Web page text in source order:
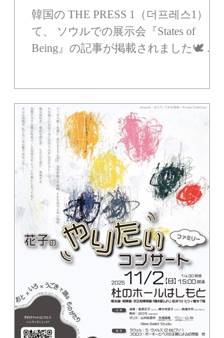
載されました
韓国の THE PRESS 1（더프레스1） に
て、 ソウルでの展示会『States of
Being』の記事が掲載されました🕊️ 哲
うございます。 彫刻家の 朴찬傑（Park
Chan Girl） さんと ご一緒に展示でき
てとても嬉しいです。 みなさま、どう
ぞよろしくお願いします。 記事はこち
らから🫧
https://thepress1.com/bbs/board.php?
bo_table=news&wr_id=6160 ⸻ An
article about our exhibition “States of
Being” has been published on THE PRESS
1 (더프레스 1) in Korea🕊️ I’m truly
grateful for the thoughtful introduction to
my paintings, which explore philosoph